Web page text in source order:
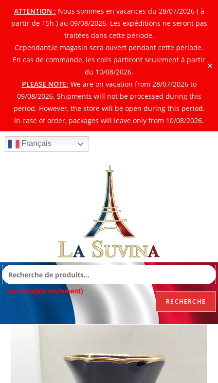
ATTENTION : Nous sommes en vacances du 28/07/2026 ( à
partir de 15h ) au 09/08/2026. Les expéditions ne seront pas
traitées dans cette période.
Cependant,le magasin sera ouvert pendant cette période.
En cas de commande, les colis partiront seulement à partir
du 10/08/2026.
PLEASE NOTE: We are on vacation from 28/07/2026 to
09/08/2026. Shipments will not be processed during this
period. However, the store will be open during this period.
In case of order, packages will leave only from 10/08/2026.
✕
Français
RECHERCHE
(en Français seulement)